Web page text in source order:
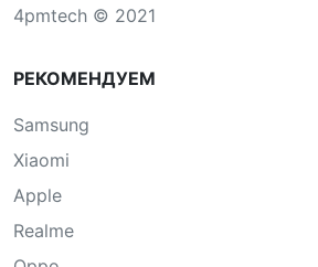
4pmtech © 2021
РЕКОМЕНДУЕМ
Samsung
Xiaomi
Apple
Realme